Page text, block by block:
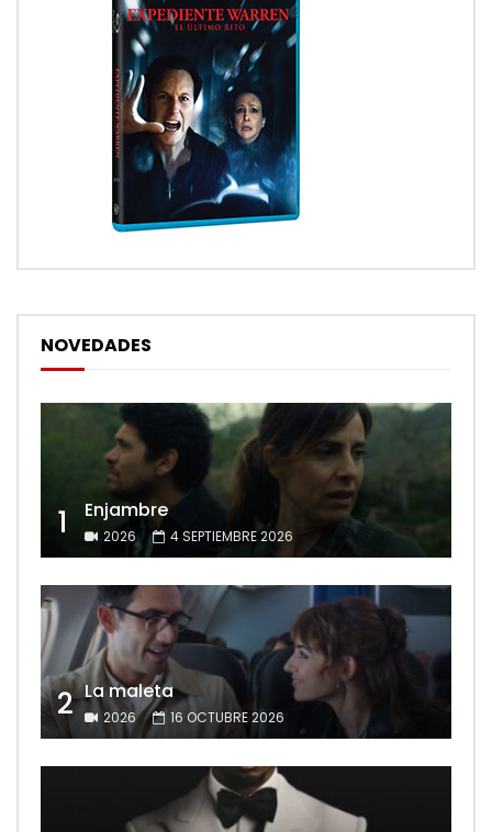
NOVEDADES
1 Enjambre
2026 4 SEPTIEMBRE 2026
2 La maleta
2026 16 OCTUBRE 2026